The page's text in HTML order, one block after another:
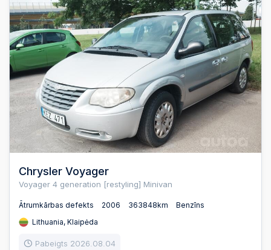
Chrysler Voyager
Voyager 4 generation [restyling] Minivan
Ātrumkārbas defekts 2006 363848km
Benzīns
Lithuania, Klaipėda
Pabeigts 2026.08.04